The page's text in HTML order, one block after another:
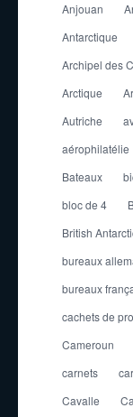
Anjouan
Antarctique
Archipel des
Arctique
Autriche
aérophilatélie
Bateaux
bloc de 4
British
bureaux
bureaux
cachets de
Cameroun
carnets
Cavalle